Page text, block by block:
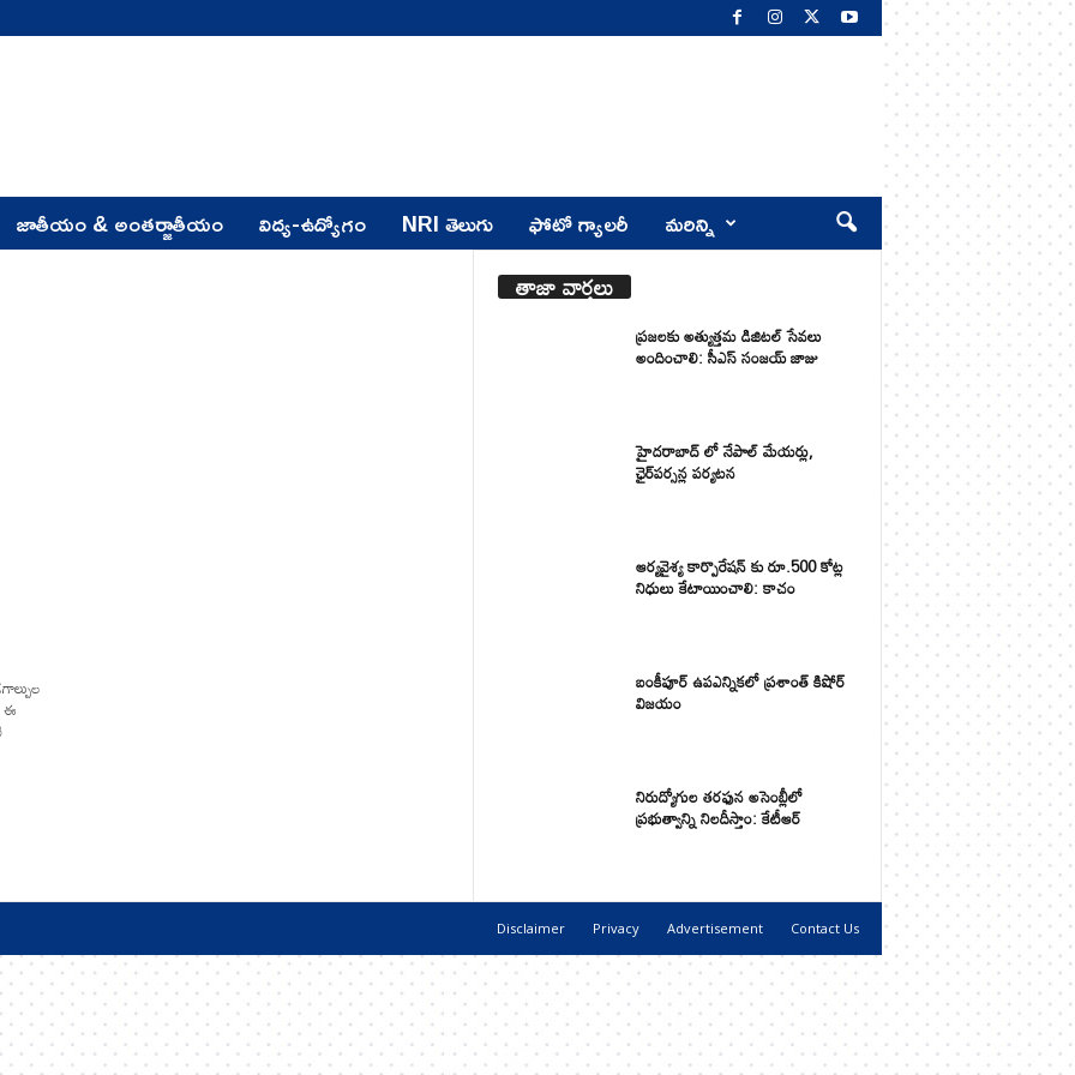
జాతీయం & అంతర్జాతీయం విద్య-ఉద్యోగం NRI తెలుగు ఫోటో గ్యాలరీ మరిన్ని
ఈ
తాజా వార్తలు
ప్రజలకు అత్యుత్తమ డిజిటల్ సేవలు
అందించాలి: సీఎస్ సంజయ్ జాజు
హైదరాబాద్ లో నేపాల్ మేయర్లు,
ఛైర్‌పర్సన్ల పర్యటన
ఆర్యవైశ్య కార్పొరేషన్ కు రూ.500 కోట్ల
నిధులు కేటాయించాలి: కాచం
బంకీపూర్ ఉపఎన్నికలో ప్రశాంత్ కిషోర్
విజయం
నిరుద్యోగుల తరఫున అసెంబ్లీలో
ప్రభుత్వాన్ని నిలదీస్తాం: కేటీఆర్
Disclaimer Privacy Advertisement Contact Us